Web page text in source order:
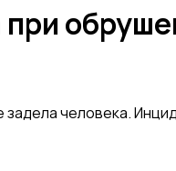
при
задела человека.